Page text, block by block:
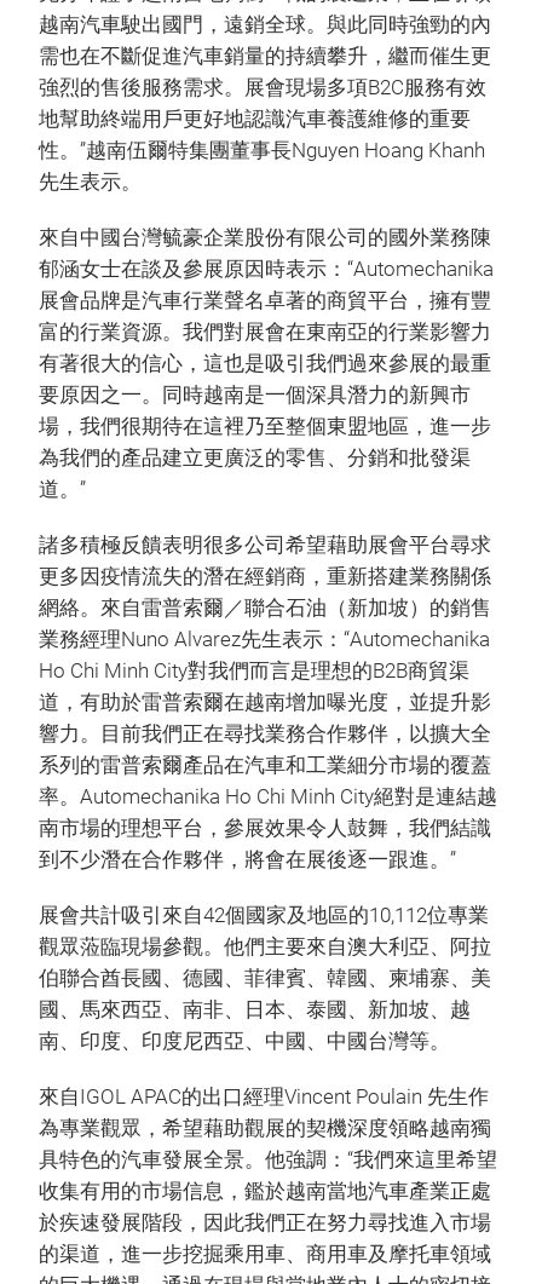
越南汽車駛出國門，遠銷全球。與此同時強勁的內
需也在不斷促進汽車銷量的持續攀升，繼而催生更
強烈的售後服務需求。展會現場多項B2C服務有效
地幫助終端用戶更好地認識汽車養護維修的重要
性。”越南伍爾特集團董事長Nguyen Hoang Khanh
先生表示。
來自中國台灣毓豪企業股份有限公司的國外業務陳
郁涵女士在談及參展原因時表示：“Automechanika
展會品牌是汽車行業聲名卓著的商貿平台，擁有豐
富的行業資源。我們對展會在東南亞的行業影響力
有著很大的信心，這也是吸引我們過來參展的最重
要原因之一。同時越南是一個深具潛力的新興市
場，我們很期待在這裡乃至整個東盟地區，進一步
為我們的產品建立更廣泛的零售、分銷和批發渠
道。”
諸多積極反饋表明很多公司希望藉助展會平台尋求
更多因疫情流失的潛在經銷商，重新搭建業務關係
網絡。來自雷普索爾／聯合石油（新加坡）的銷售
業務經理Nuno Alvarez先生表示：“Automechanika
Ho Chi Minh City對我們而言是理想的B2B商貿渠
道，有助於雷普索爾在越南增加曝光度，並提升影
響力。目前我們正在尋找業務合作夥伴，以擴大全
系列的雷普索爾產品在汽車和工業細分市場的覆蓋
率。Automechanika Ho Chi Minh City絕對是連結越
南市場的理想平台，參展效果令人鼓舞，我們結識
到不少潛在合作夥伴，將會在展後逐一跟進。”
展會共計吸引來自42個國家及地區的10,112位專業
觀眾蒞臨現場參觀。他們主要來自澳大利亞、阿拉
伯聯合酋長國、德國、菲律賓、韓國、柬埔寨、美
國、馬來西亞、南非、日本、泰國、新加坡、越
南、印度、印度尼西亞、中國、中國台灣等。
來自IGOL APAC的出口經理Vincent Poulain 先生作
為專業觀眾，希望藉助觀展的契機深度領略越南獨
具特色的汽車發展全景。他強調：“我們來這里希望
收集有用的市場信息，鑑於越南當地汽車產業正處
於疾速發展階段，因此我們正在努力尋找進入市場
的渠道，進一步挖掘乘用車、商用車及摩托車領域